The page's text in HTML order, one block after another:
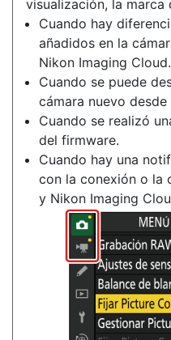
visualización, la marca
Cuando hay
añadidos en la
Nikon Imaging Cloud.
Cuando se puede
cámara nuevo
Cuando se realizó
del firmware.
Cuando hay una
con la conexión o la
y Nikon Imaging